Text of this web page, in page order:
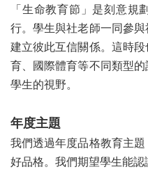
「生命教育節」是刻意規
行。學生與社老師一同參
建立彼此互信關係。這時
育、國際體育等不同類型
學生的視野。
年度主題
我們透過年度品格教育主
好品格。我們期望學生能認